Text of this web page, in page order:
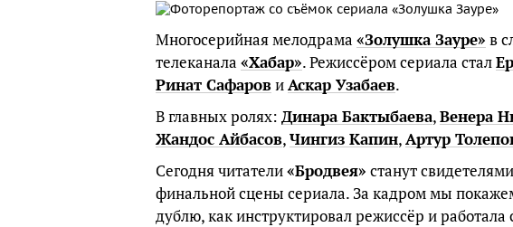
Многосерийная мелодрама «Золушка Зауре» в
телеканала «Хабар». Режиссёром сериала стал
Ринат СафаровиАскар Узабаев.
В главных ролях: Динара Бактыбаева,Венера
Жандос Айбасов,Чингиз Капин,Артур
Сегодня читатели«Бродвея» станут
финальной сцены сериала. За кадром мы
дублю, как инструктировал режиссёр и